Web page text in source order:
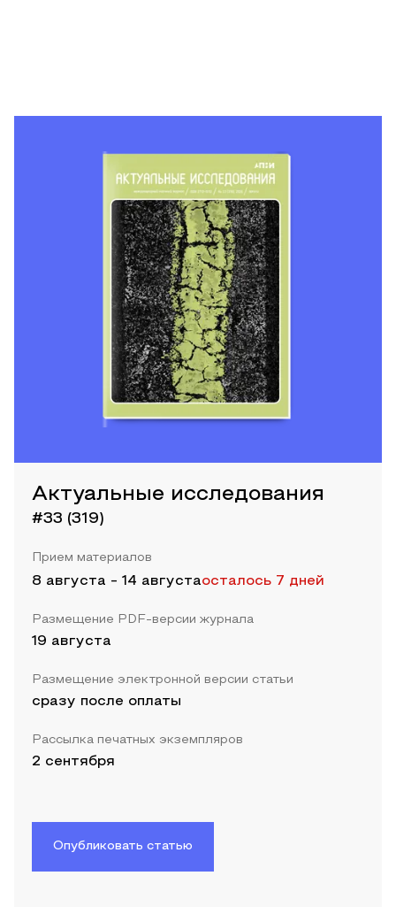
Актуальные исследования
#33 (319)
Прием материалов
8 августа - 14 августаосталось 7 дней
Размещение PDF-версии журнала
19 августа
Размещение электронной версии статьи
сразу после оплаты
Рассылка печатных экземпляров
2 сентября
Опубликовать статью